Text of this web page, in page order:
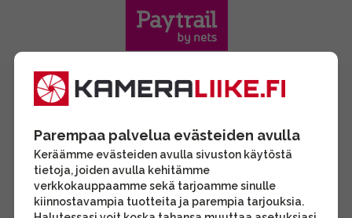
Parempaa palvelua evästeiden avulla
Keräämme evästeiden avulla sivuston käytöstä
tietoja, joiden avulla kehitämme
verkkokauppaamme sekä tarjoamme sinulle
kiinnostavampia tuotteita ja parempia tarjouksia.